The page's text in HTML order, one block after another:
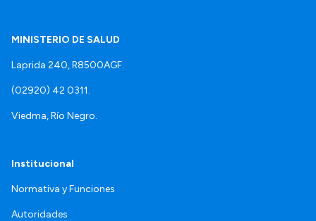
MINISTERIO DE SALUD
Laprida 240, R8500AGF.
(02920) 42 0311.
Viedma, Río Negro.
Institucional
Normativa y Funciones
Autoridades